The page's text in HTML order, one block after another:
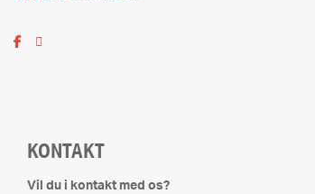
KONTAKT
Vil du i kontakt med os?